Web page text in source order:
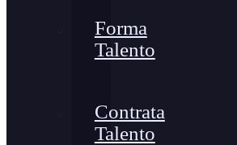
Forma
Talento
Contrata
Talento